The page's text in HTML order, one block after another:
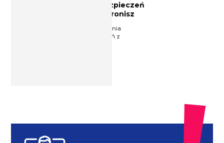
Specjalista z zakresu ubezpieczeń
społecznych Magdalena Bronisz
Wieloletni praktyk z zakresu ustalania
uprawnień oraz wypłaty świadczeń z